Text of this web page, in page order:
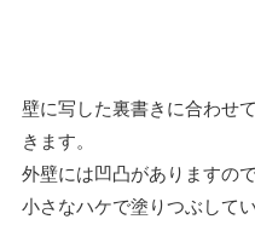
壁に写した裏書きに合わせ
きます。
外壁には凹凸がありますの
小さなハケで塗りつぶしてい